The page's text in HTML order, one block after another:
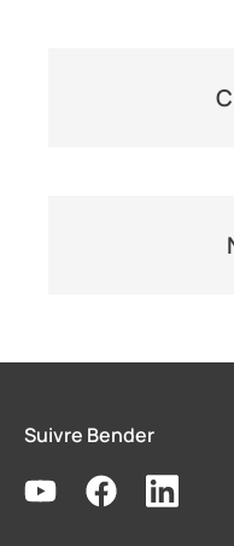
Suivre Bender